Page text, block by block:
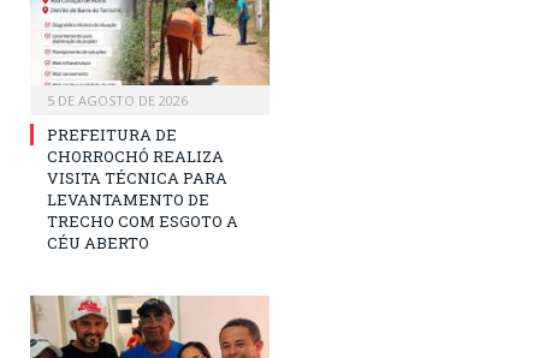
5 DE AGOSTO DE 2026
PREFEITURA DE
CHORROCHÓ REALIZA
VISITA TÉCNICA PARA
LEVANTAMENTO DE
TRECHO COM ESGOTO A
CÉU ABERTO